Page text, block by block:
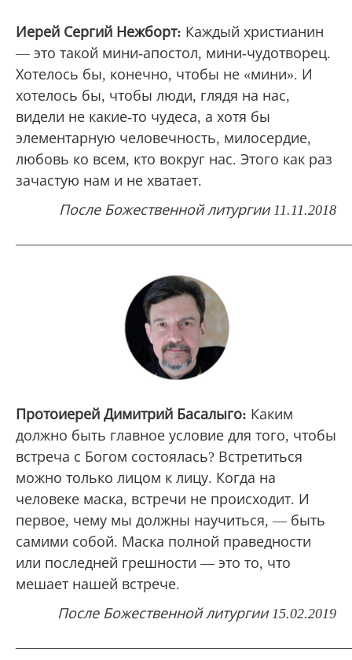
Иерей Сергий Нежборт: Каждый христианин
— это такой мини-апостол, мини-чудотворец.
Хотелось бы, конечно, чтобы не «мини». И
хотелось бы, чтобы люди, глядя на нас,
видели не какие-то чудеса, а хотя бы
элементарную человечность, милосердие,
любовь ко всем, кто вокруг нас. Этого как раз
зачастую нам и не хватает.
После Божественной литургии 11.11.2018
Протоиерей Димитрий Басалыго: Каким
должно быть главное условие для того, чтобы
встреча с Богом состоялась? Встретиться
можно только лицом к лицу. Когда на
человеке маска, встречи не происходит. И
первое, чему мы должны научиться, — быть
самими собой. Маска полной праведности
или последней грешности — это то, что
мешает нашей встрече.
После Божественной литургии 15.02.2019